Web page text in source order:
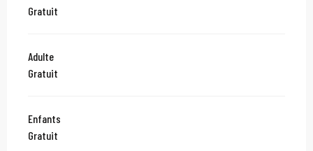
Gratuit
Adulte
Gratuit
Enfants
Gratuit